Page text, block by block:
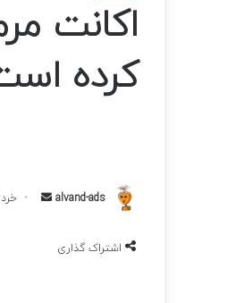
اکانت
کرده
alvand-ads
ارسال خرداد 7,
اشتراک گذاری